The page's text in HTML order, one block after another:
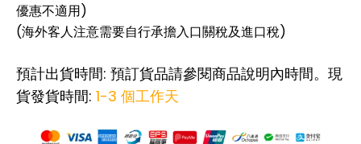
優惠不適用)
(海外客人注意需要自行承擔入口關稅及進口稅)
預計出貨時間: 預訂貨品請參閱商品說明內時間。現
貨發貨時間: 1-3 個工作天